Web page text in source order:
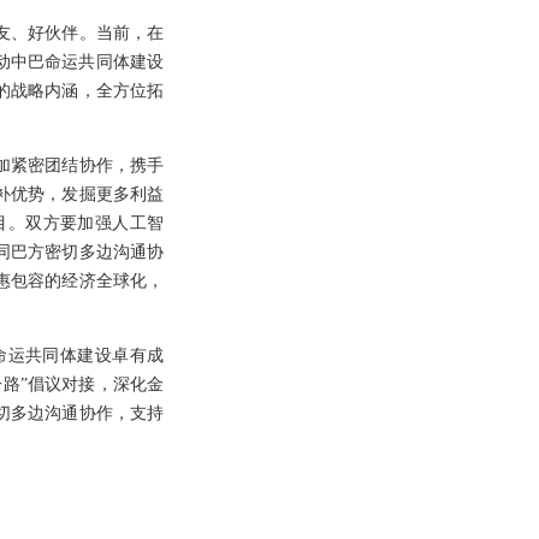
、好伙伴。当前，在
中巴命运共同体建设
战略内涵，全方位拓
紧密团结协作，携手
优势，发掘更多利益
。双方要加强人工智
巴方密切多边沟通协
容的经济全球化，
运共同体建设卓有成
”倡议对接，深化金
多边沟通协作，支持